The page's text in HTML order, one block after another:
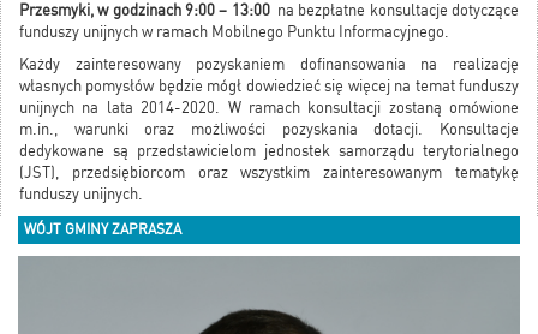
Przesmyki, w godzinach 9:00 – 13:00na bezpłatne konsultacje dotyczące
funduszy unijnych w ramach Mobilnego Punktu Informacyjnego.
Każdy zainteresowany pozyskaniem dofinansowania na realizację
własnych pomysłów będzie mógł dowiedzieć się więcej na temat funduszy
unijnych na lata 2014-2020. W ramach konsultacji zostaną omówione
m.in., warunki oraz możliwości pozyskania dotacji. Konsultacje
dedykowane są przedstawicielom jednostek samorządu terytorialnego
(JST), przedsiębiorcom oraz wszystkim zainteresowanym tematykę
funduszy unijnych.
WÓJT GMINY ZAPRASZA